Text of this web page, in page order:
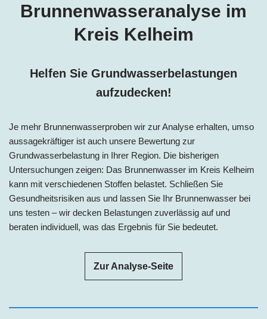
Brunnenwasseranalyse im
Kreis Kelheim
Helfen Sie Grundwasserbelastungen
aufzudecken!
Je mehr Brunnenwasserproben wir zur Analyse erhalten, umso
aussagekräftiger ist auch unsere Bewertung zur
Grundwasserbelastung in Ihrer Region. Die bisherigen
Untersuchungen zeigen: Das Brunnenwasser im Kreis Kelheim
kann mit verschiedenen Stoffen belastet. Schließen Sie
Gesundheitsrisiken aus und lassen Sie Ihr Brunnenwasser bei
uns testen – wir decken Belastungen zuverlässig auf und
beraten individuell, was das Ergebnis für Sie bedeutet.
Zur Analyse-Seite